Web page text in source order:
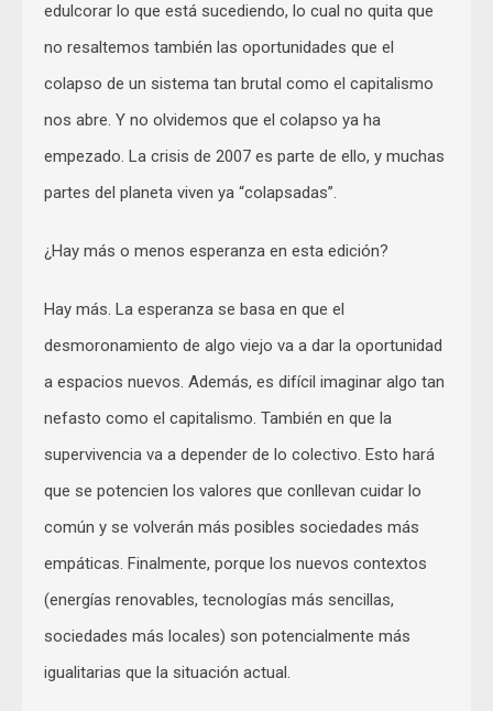
edulcorar lo que está sucediendo, lo cual no quita que
no resaltemos también las oportunidades que el
colapso de un sistema tan brutal como el capitalismo
nos abre. Y no olvidemos que el colapso ya ha
empezado. La crisis de 2007 es parte de ello, y muchas
partes del planeta viven ya “colapsadas”.
¿Hay más o menos esperanza en esta edición?
Hay más. La esperanza se basa en que el
desmoronamiento de algo viejo va a dar la oportunidad
a espacios nuevos. Además, es difícil imaginar algo tan
nefasto como el capitalismo. También en que la
supervivencia va a depender de lo colectivo. Esto hará
que se potencien los valores que conllevan cuidar lo
común y se volverán más posibles sociedades más
empáticas. Finalmente, porque los nuevos contextos
(energías renovables, tecnologías más sencillas,
sociedades más locales) son potencialmente más
igualitarias que la situación actual.